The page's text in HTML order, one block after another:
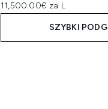
11,500.00€ za L
SZYBKI